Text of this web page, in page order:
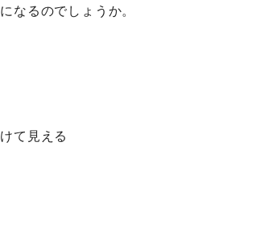
なるのでしょうか。
て見える